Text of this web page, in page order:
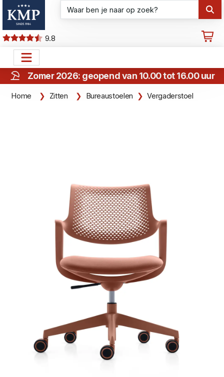
9.8
Zomer 2026: geopend van 10.00 tot 16.00 uur
Home Zitten Bureaustoelen Vergaderstoel